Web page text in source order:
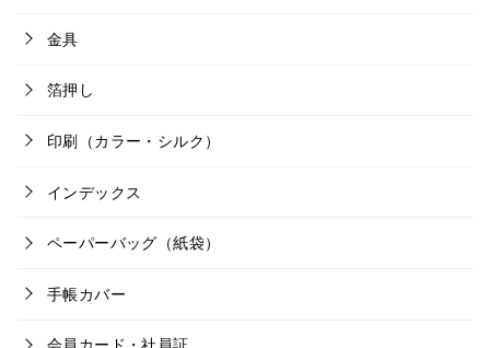
金具
箔押し
印刷（カラー・シルク）
インデックス
ペーパーバッグ（紙袋）
手帳カバー